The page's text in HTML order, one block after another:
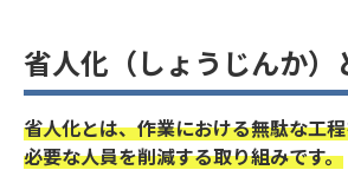
省人化（しょうじんか）
省人化とは、作業における無駄な工
必要な人員を削減する取り組みです。